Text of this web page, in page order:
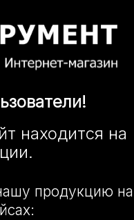
находится на
продукцию на